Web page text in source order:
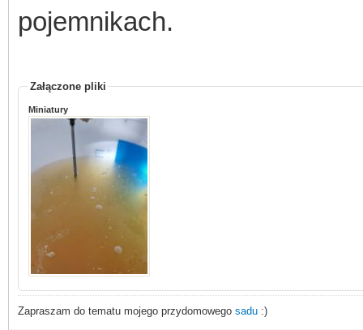
pojemnikach.
Załączone pliki
Miniatury
Zapraszam do tematu mojego przydomowego sadu :)